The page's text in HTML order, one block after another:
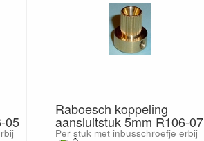
05
Raboesch koppeling
aansluitstuk 5mm R106-07
Per stuk met inbusschroefje erbij